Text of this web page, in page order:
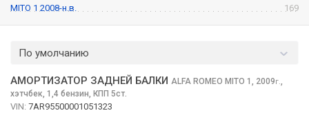
MITO 1 2008-н.в.
169
По умолчанию
АМОРТИЗАТОР ЗАДНЕЙ БАЛКИ ALFA ROMEO MITO 1, 2009г.,
хэтчбек, 1,4 бензин, КПП 5ст.
VIN: 7AR95500001051323